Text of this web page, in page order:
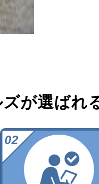
が選ばれ